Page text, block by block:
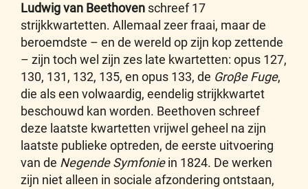
Ludwig van Beethoven schreef 17
strijkkwartetten. Allemaal zeer fraai, maar de
beroemdste – en de wereld op zijn kop zettende
– zijn toch wel zijn zes late kwartetten: opus 127,
130, 131, 132, 135, en opus 133, de Groβe Fuge,
die als een volwaardig, eendelig strijkkwartet
beschouwd kan worden. Beethoven schreef
deze laatste kwartetten vrijwel geheel na zijn
laatste publieke optreden, de eerste uitvoering
van de Negende Symfoniein 1824. De werken
zijn niet alleen in sociale afzondering ontstaan,